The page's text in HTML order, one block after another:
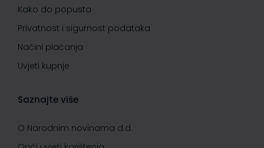
Kako do popusta
Privatnost i sigurnost podataka
Načini plaćanja
Uvjeti kupnje
Saznajte više
O Narodnim novinama d.d.